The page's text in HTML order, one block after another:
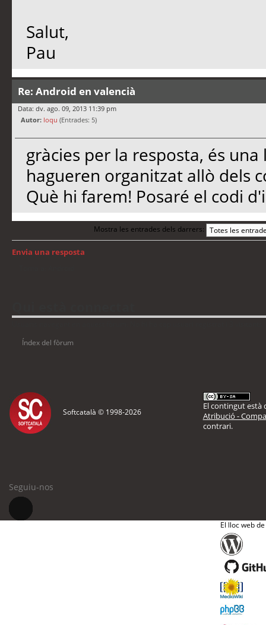
Salut,
Pau
Re: Android en valencià
Data: dv. ago. 09, 2013 11:39 pm
Autor: loqu (Entrades: 5)
gràcies per la resposta, és
hagueren organitzat allò dels
Què hi farem! Posaré el codi
Mostra les entrades dels darrers:
Envia una resposta
Índex del fòrum
Softcatalà © 1998-2026
El contingut està
Atribució -
contrari.
Seguiu-nos
El lloc web